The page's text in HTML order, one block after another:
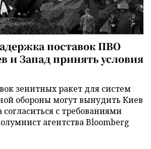
поставок ПВО
и Запад принять условия
зенитных ракет для систем
обороны могут вынудить Киев
с требованиями
агентства Bloomberg